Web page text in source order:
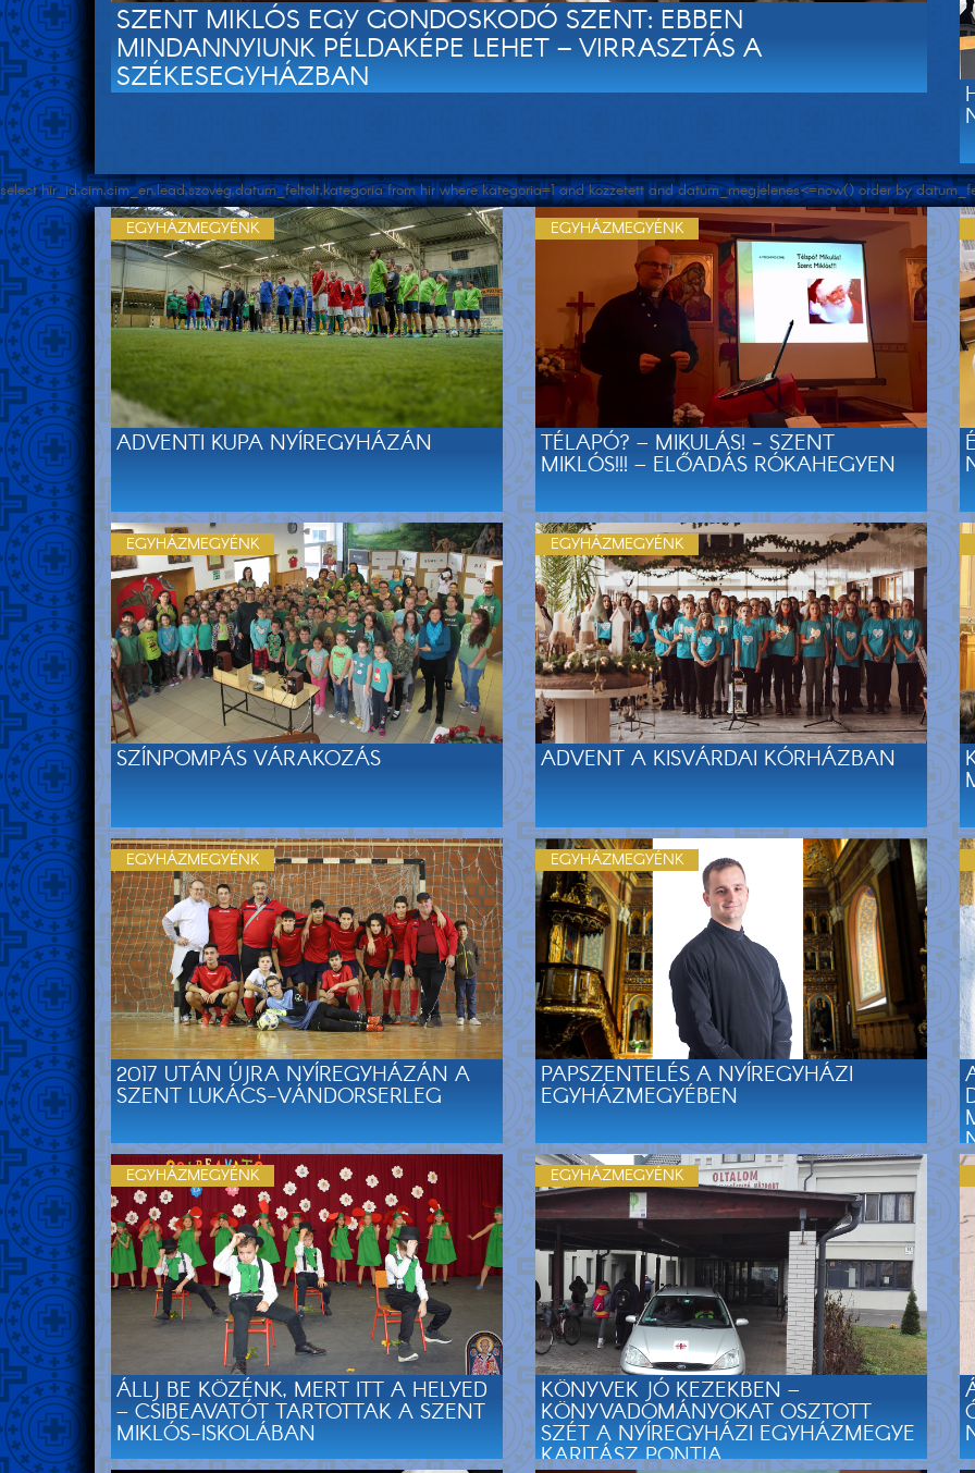
SZENT MIKLÓS EGY GONDOSKODÓ SZENT: EBBEN
MINDANNYIUNK PÉLDAKÉPE LEHET – VIRRASZTÁS A
SZÉKESEGYHÁZBAN
select hir_id,cim,cim_en,lead,szoveg,datum_feltolt,kategoria from hir where kategoria=1 and kozzetett and datum_megjelenes<=now() order by
ADVENTI KUPA NYÍREGYHÁZÁN
EGYHÁZMEGYÉNK
TÉLAPÓ? – MIKULÁS! ‒ SZENT
MIKLÓS!!! – ELŐADÁS RÓKAHEGYEN
EGYHÁZMEGYÉNK
SZÍNPOMPÁS VÁRAKOZÁS
EGYHÁZMEGYÉNK
ADVENT A KISVÁRDAI KÓRHÁZBAN
EGYHÁZMEGYÉNK
2017 UTÁN ÚJRA NYÍREGYHÁZÁN A
SZENT LUKÁCS-VÁNDORSERLEG
EGYHÁZMEGYÉNK
PAPSZENTELÉS A NYÍREGYHÁZI
EGYHÁZMEGYÉBEN
EGYHÁZMEGYÉNK
ÁLLJ BE KÖZÉNK, MERT ITT A HELYED
– CSIBEAVATÓT TARTOTTAK A SZENT
MIKLÓS-ISKOLÁBAN
EGYHÁZMEGYÉNK
KÖNYVEK JÓ KEZEKBEN –
KÖNYVADOMÁNYOKAT OSZTOTT
SZÉT A NYÍREGYHÁZI EGYHÁZMEGYE
KARITÁSZ PONTJA
EGYHÁZMEGYÉNK